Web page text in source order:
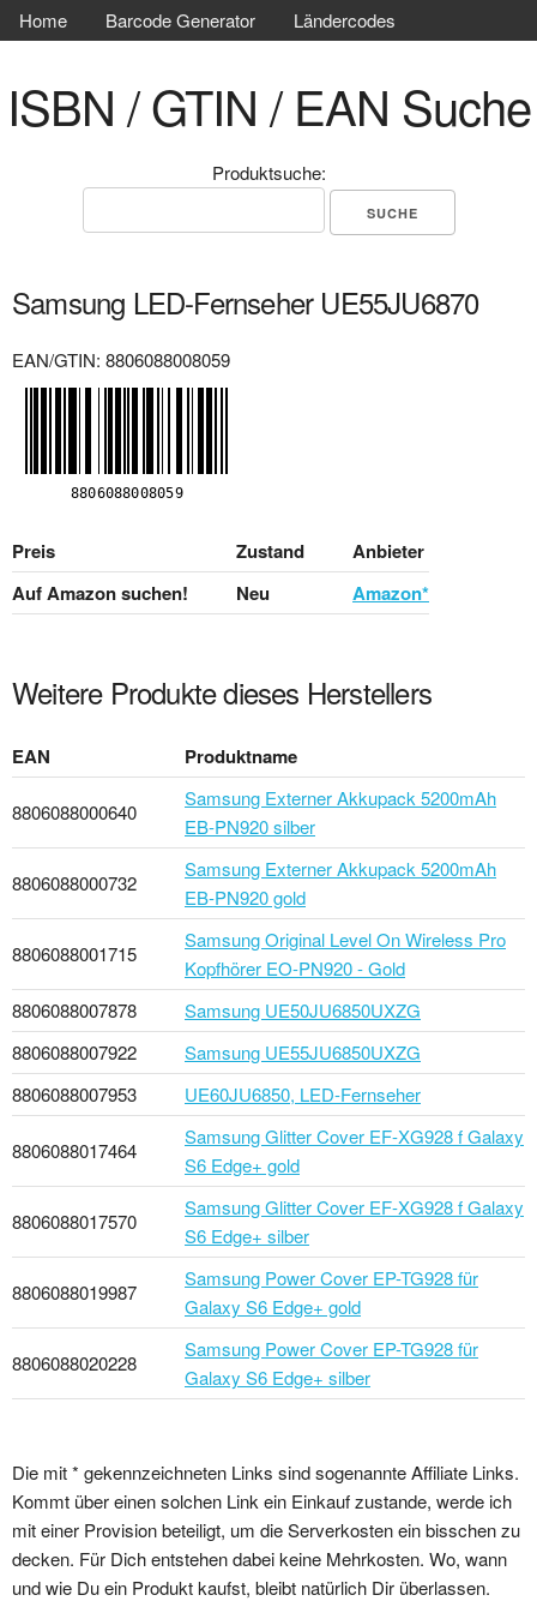
Home Barcode Generator Ländercodes
ISBN / GTIN / EAN Suche
Produktsuche:
Samsung LED-Fernseher UE55JU6870
EAN/GTIN: 8806088008059
Preis Zustand
Anbieter
Auf Amazon suchen!
Neu Amazon*
Weitere Produkte dieses Herstellers
EAN Produktname
8806088000640
Samsung Externer Akkupack 5200mAh
EB-PN920 silber
8806088000732
Samsung Externer Akkupack 5200mAh
EB-PN920 gold
8806088001715
Samsung Original Level On Wireless Pro
Kopfhörer EO-PN920 - Gold
8806088007878
Samsung UE50JU6850UXZG
8806088007922
Samsung UE55JU6850UXZG
8806088007953
UE60JU6850, LED-Fernseher
8806088017464
Samsung Glitter Cover EF-XG928 f Galaxy
S6 Edge+ gold
8806088017570
Samsung Glitter Cover EF-XG928 f Galaxy
S6 Edge+ silber
8806088019987
Samsung Power Cover EP-TG928 für
Galaxy S6 Edge+ gold
8806088020228
Samsung Power Cover EP-TG928 für
Galaxy S6 Edge+ silber
Die mit * gekennzeichneten Links sind sogenannte Affiliate Links.
Kommt über einen solchen Link ein Einkauf zustande, werde ich
mit einer Provision beteiligt, um die Serverkosten ein bisschen zu
decken. Für Dich entstehen dabei keine Mehrkosten. Wo, wann
und wie Du ein Produkt kaufst, bleibt natürlich Dir überlassen.